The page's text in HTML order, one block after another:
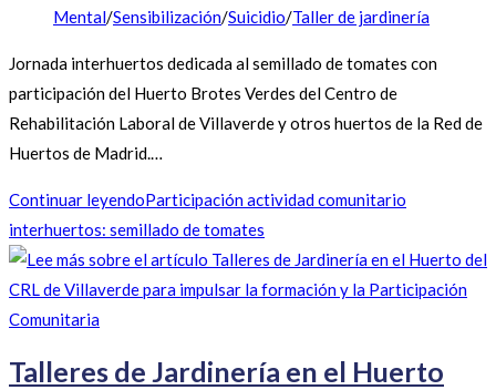
Mental/Sensibilización/Suicidio/Taller de jardinería
Jornada interhuertos dedicada al semillado de tomates con
participación del Huerto Brotes Verdes del Centro de
Rehabilitación Laboral de Villaverde y otros huertos de la Red de
Huertos de Madrid.…
Continuar leyendoParticipación actividad comunitario
interhuertos: semillado de tomates
Talleres de Jardinería en el Huerto